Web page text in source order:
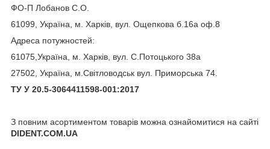
ФО-П Лобанов С.О.
61099, Україна, м. Харків, вул. Ощепкова б.16а оф.8
Адреса потужностей:
61075,Україна, м. Харків, вул. С.Потоцького 38а
27502, Україна, м.Світловодськ вул. Приморська 74.
ТУ У 20.5-3064411598-001:2017
З повним асортиментом товарів можна ознайомитися на сайті
DIDENT.COM.UA